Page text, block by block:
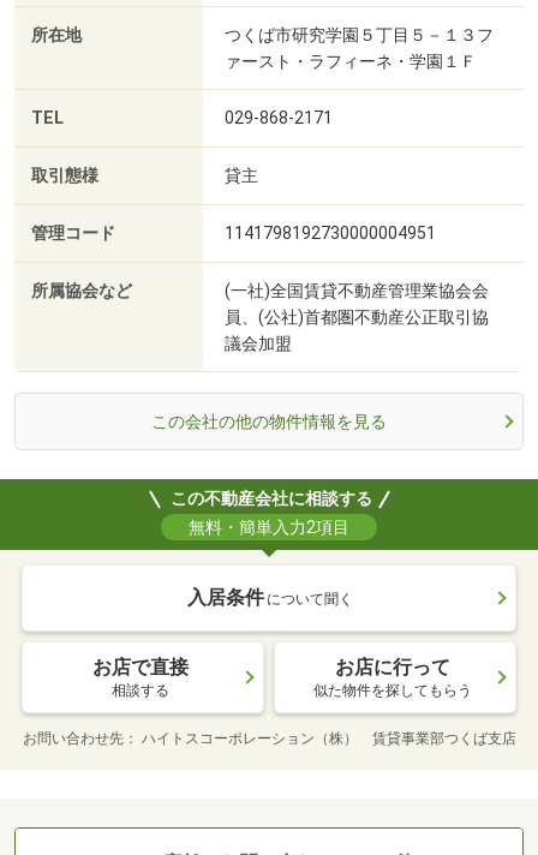
所在地
つくば市研究学園５丁目５－１３フ
ァースト・ラフィーネ・学園１Ｆ
TEL 029-868-2171
取引態様 貸主
管理コード 1141798192730000004951
所属協会など
(一社)全国賃貸不動産管理業協会会
員、(公社)首都圏不動産公正取引協
議会加盟
この会社の他の物件情報を見る
この不動産会社に相談する
無料・簡単入力2項目
入居条件 について聞く
お店で直接
相談する
お店に行って
似た物件を探してもらう
お問い合わせ先 ハイトスコーポレーション（株） 賃貸事業部つくば支店